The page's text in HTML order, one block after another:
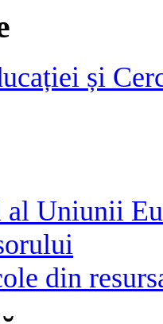
și
Uniunii
din